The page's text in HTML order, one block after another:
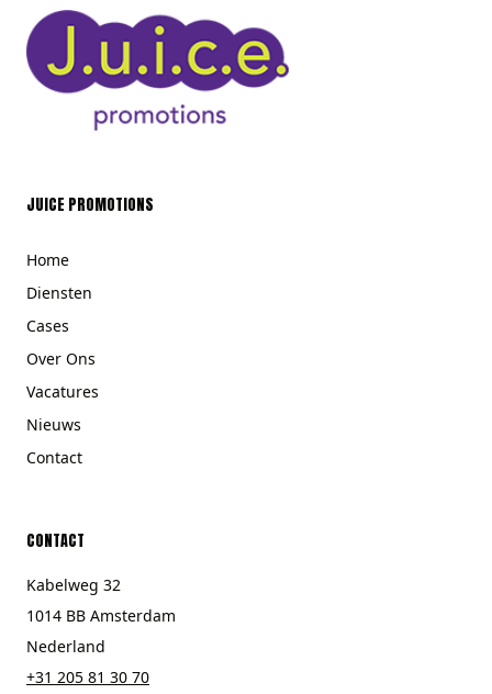
JUICE PROMOTIONS
Home
Diensten
Cases
Over Ons
Vacatures
Nieuws
Contact
CONTACT
Kabelweg 32
1014 BB Amsterdam
Nederland
+31 205 81 30 70